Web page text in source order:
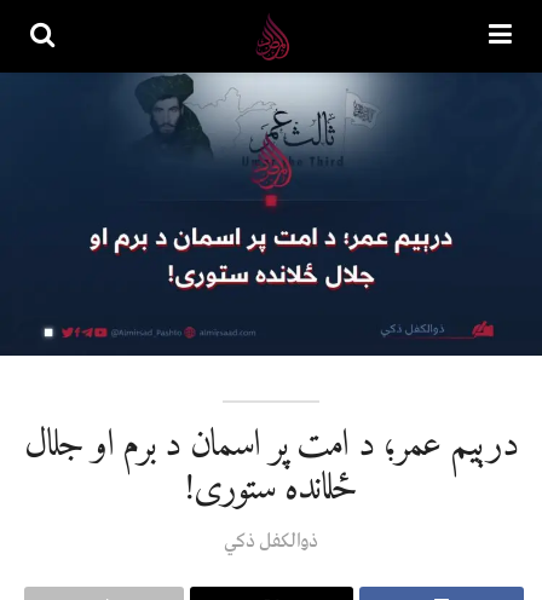
درېیم عمر؛ د امت پر اسمان د برم او جلال
ځلانده ستوری!
ذوالکفل ذکي